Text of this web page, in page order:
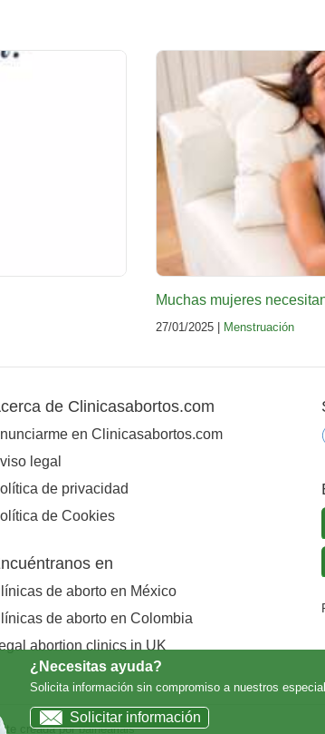
Muchas mujeres
27/01/2025 | Menstruación
¿Necesitas ayuda?
Solicita información sin compromiso a nuestros
Solicitar información
de Clinicasabortos.com
en Clinicasabortos.com
legal
de privacidad
de Cookies
en
de aborto en México
de aborto en Colombia
abortion clinics in UK
creada porbalneariais